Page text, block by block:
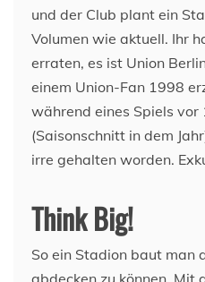
und der Club plant ein
Volumen wie aktuell. Ihr
erraten, es ist Union
einem Union-Fan 1998
während eines Spiels vor
(Saisonschnitt in dem
irre gehalten worden.
Think Big!
So ein Stadion baut man
abdecken zu können. Mit